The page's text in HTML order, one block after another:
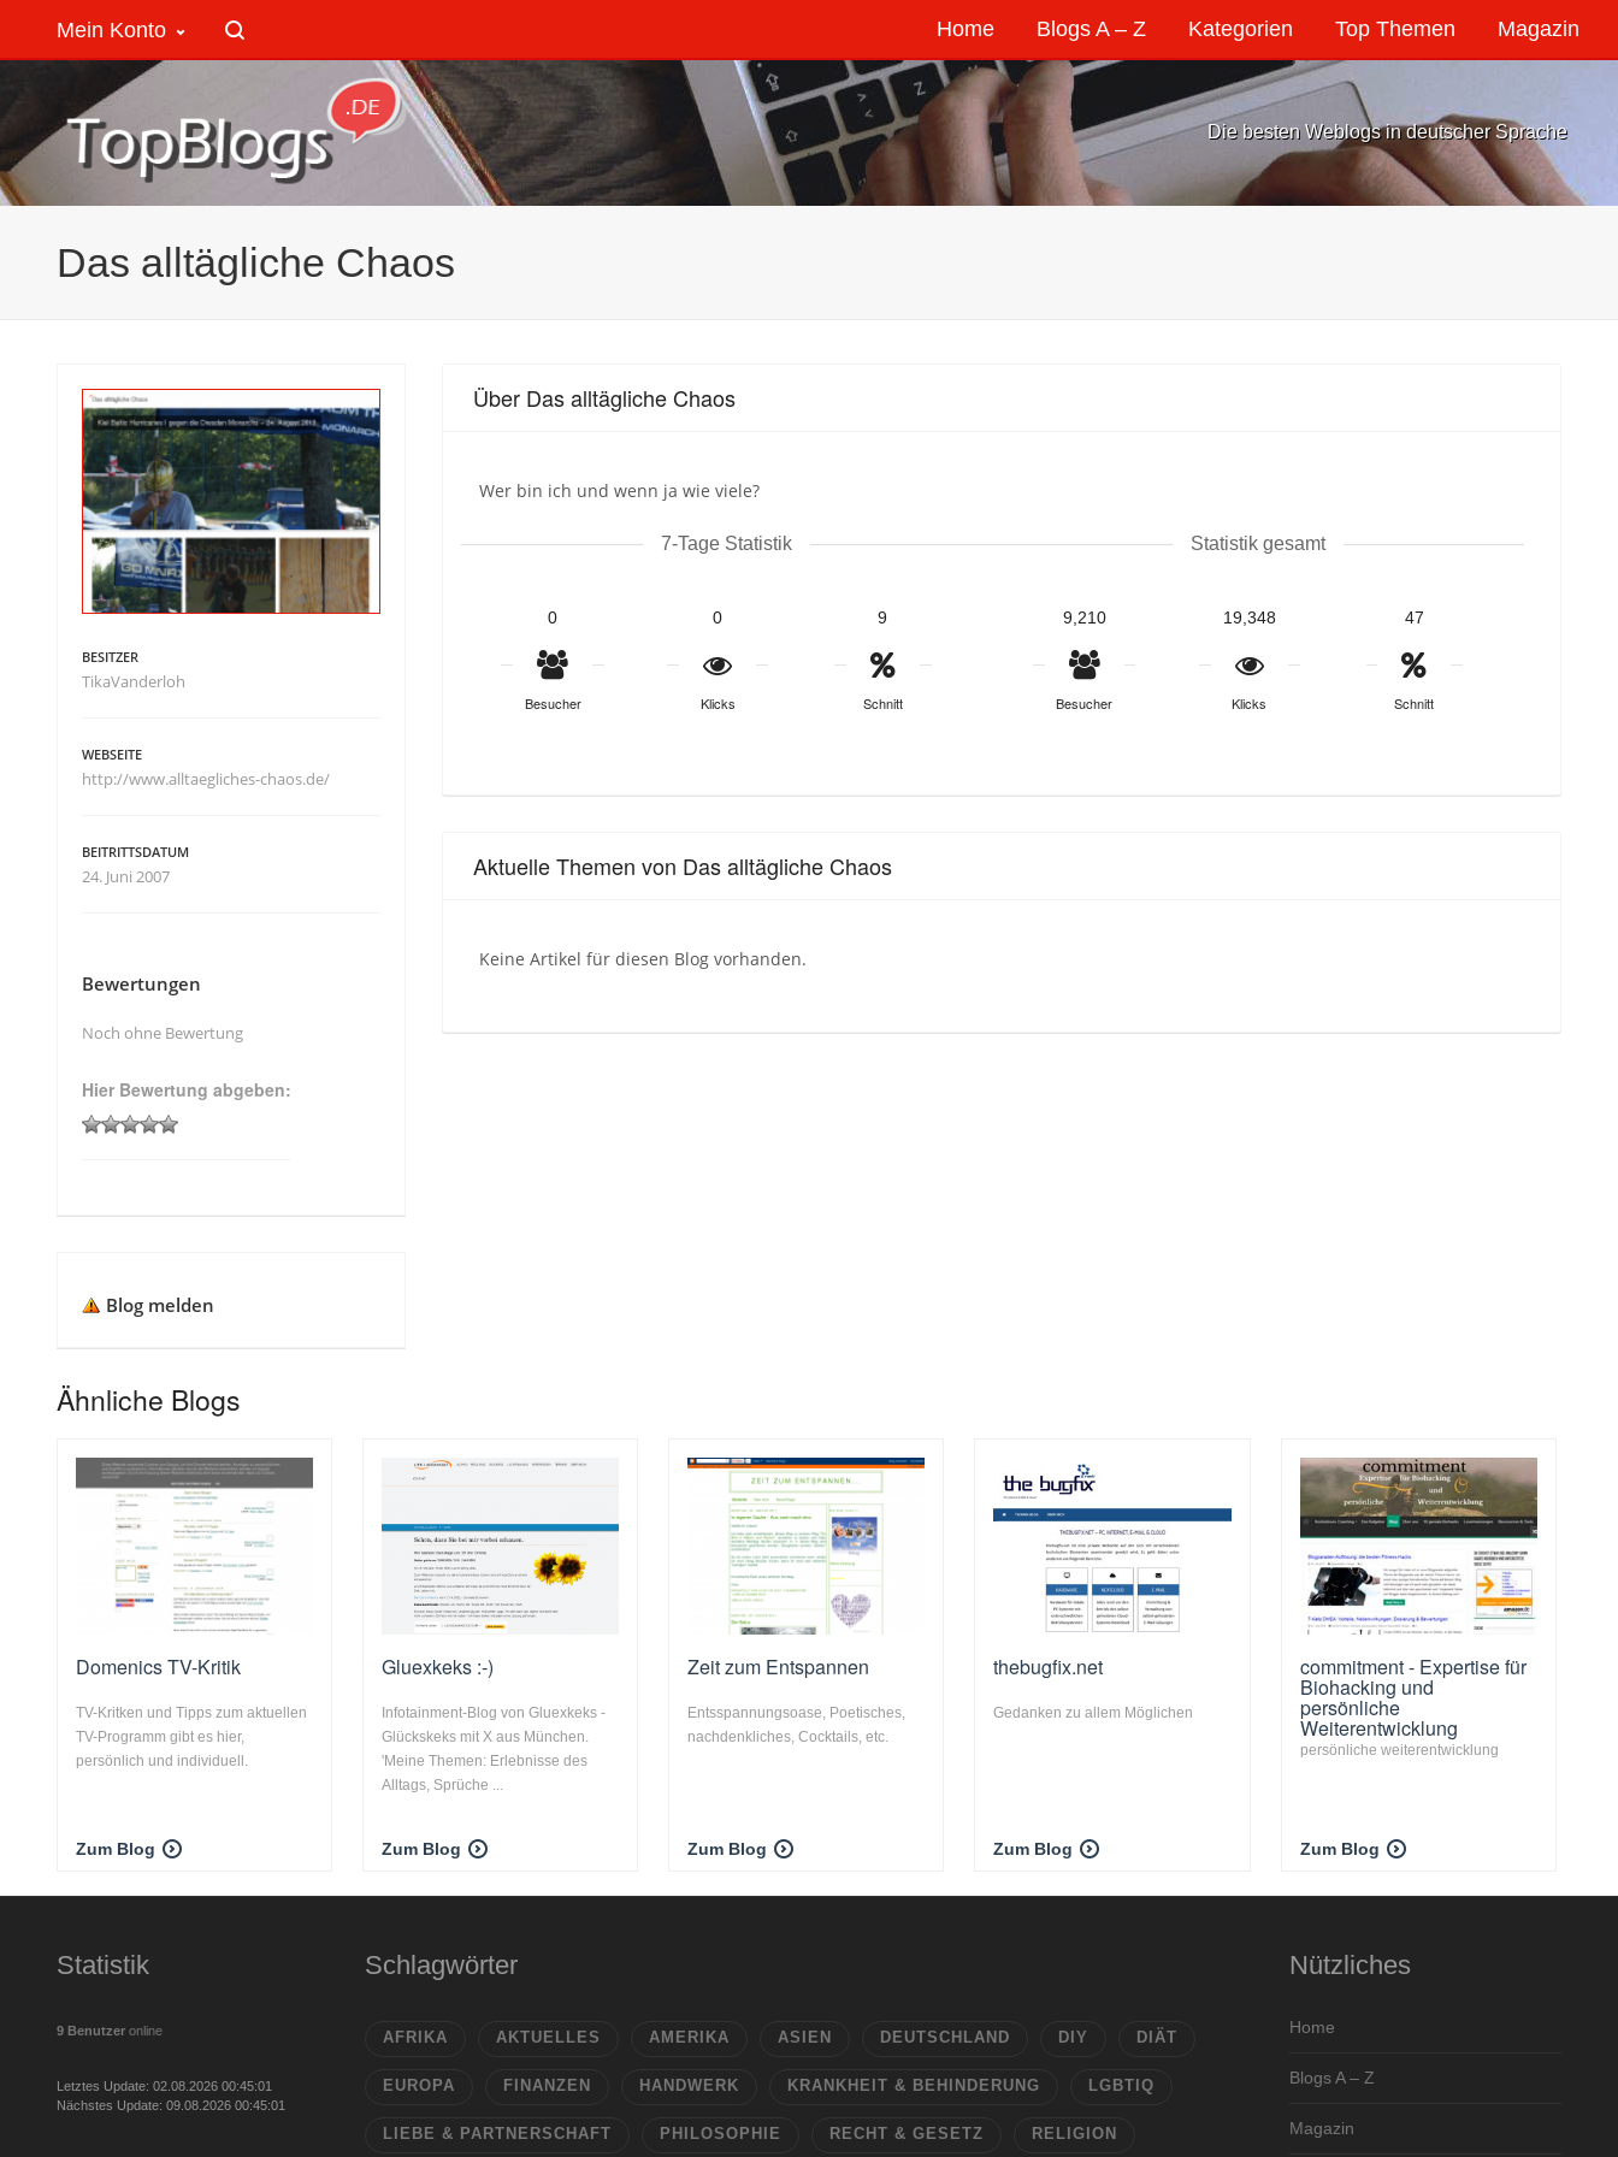
Home Blogs A – Z Kategorien Top Themen Magazin
Mein Konto
Die besten Weblogs in deutscher Sprache
Das alltägliche Chaos
Über Das alltägliche Chaos
Wer bin ich und wenn ja wie viele?
7-Tage Statistik
0
Besucher
0
Klicks
9
Schnitt
Statistik gesamt
9,210
Besucher
19,348
Klicks
47
Schnitt
Aktuelle Themen von Das alltägliche Chaos
Keine Artikel für diesen Blog vorhanden.
BESITZER
TikaVanderloh
WEBSEITE
http://www.alltaegliches-chaos.de/
BEITRITTSDATUM
24. Juni 2007
Bewertungen
Noch ohne Bewertung
Hier Bewertung abgeben:
Blog melden
Ähnliche Blogs
Domenics TV-Kritik
TV-Kritken und Tipps zum aktuellen
TV-Programm gibt es hier,
persönlich und individuell.
Zum Blog
Gluexkeks :-)
Infotainment-Blog von Gluexkeks -
Glückskeks mit X aus München.
'Meine Themen: Erlebnisse des
Alltags, Sprüche ...
Zum Blog
Zeit zum Entspannen
Entsspannungsoase, Poetisches,
nachdenkliches, Cocktails, etc.
Zum Blog
thebugfix.net
Gedanken zu allem Möglichen
Zum Blog
commitment - Expertise für
Biohacking und
persönliche
Weiterentwicklung
persönliche weiterentwicklung
Zum Blog
Statistik
9 Benutzer online
Letztes Update: 02.08.2026 00:45:01
Nächstes Update: 09.08.2026 00:45:01
Schlagwörter
AFRIKA AKTUELLES AMERIKA ASIEN DEUTSCHLAND DIY DIÄT
EUROPA FINANZEN HANDWERK KRANKHEIT & BEHINDERUNG LGBTIQ
LIEBE & PARTNERSCHAFT PHILOSOPHIE RECHT & GESETZ RELIGION
Nützliches
Home
Blogs A – Z
Magazin